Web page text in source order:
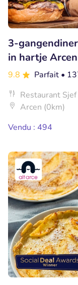
3-
in hartje Arcen
9.8 Parfait •
Restaurant Sjef
Arcen (0km)
Vendu : 494